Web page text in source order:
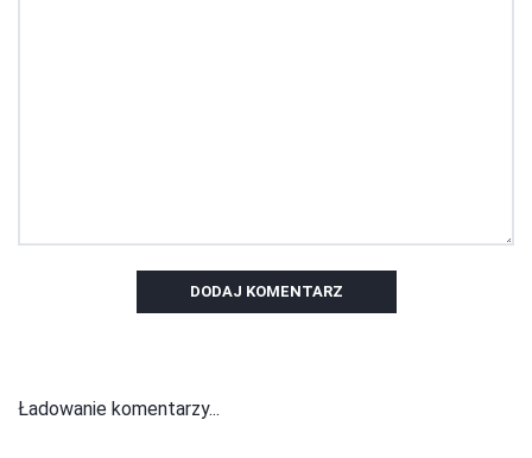
DODAJ KOMENTARZ
Ładowanie komentarzy...